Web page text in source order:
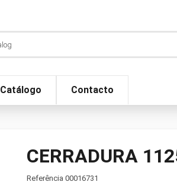
Catálogo Contacto
CERRADURA
Referência 00016731